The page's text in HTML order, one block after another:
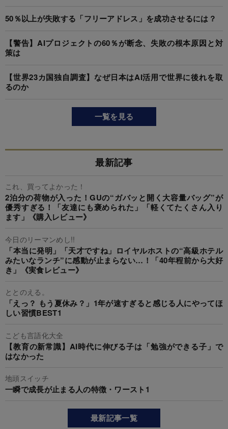
50％以上が失敗する「フリーアドレス」を成功させるには？
【警告】AIプロジェクトの60％が断念、失敗の根本原因と対
策は
【世界23カ国独自調査】なぜ日本はAI活用で世界に後れを取
るのか
一覧を見る
最新記事
これ、買ってよかった！
2泊分の荷物が入った！GUの“ガバッと開く大容量バッグ”が
優秀すぎる！「友達にも褒められた」「軽くてたくさん入り
ます」《購入レビュー》
今日のリーマンめし!!
「本当に発明」「天才ですね」ロイヤルホストの“高級ホテル
みたいなランチ”に感動が止まらない…！「40年程前から大好
き」《実食レビュー》
ととのえる。
「えっ？ もう夏休み？」1年が速すぎると感じる人にやってほ
しい習慣BEST1
こども言語化大全
【教育の新常識】AI時代に伸びる子は「勉強ができる子」で
はなかった
地頭スイッチ
一瞬で成長が止まる人の特徴・ワースト1
最新記事一覧